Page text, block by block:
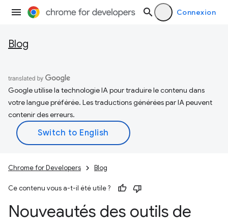
Connexion
Blog
Google utilise la technologie IA pour traduire le contenu dans
votre langue préférée. Les traductions générées par IA peuvent
contenir des erreurs.
Chrome for Developers Blog
Ce contenu vous a-t-il été utile ?
Nouveautés des outils de